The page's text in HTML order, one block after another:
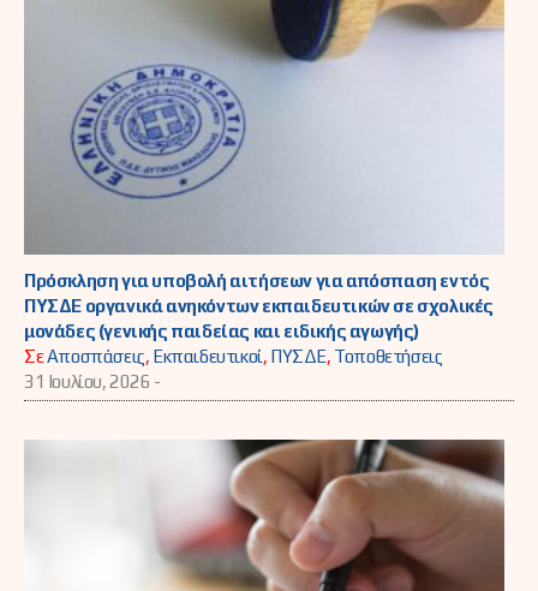
Πρόσκληση για υποβολή αιτήσεων για απόσπαση εντός
ΠΥΣΔΕ οργανικά ανηκόντων εκπαιδευτικών σε σχολικές
μονάδες (γενικής παιδείας και ειδικής αγωγής)
ΣεΑποσπάσεις, Εκπαιδευτικοί, ΠΥΣΔΕ, Τοποθετήσεις
31 Ιουλίου, 2026 -